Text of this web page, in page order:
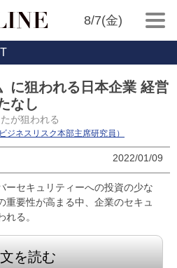
8/7(金)
に狙われる日本企業 経営
なし
が狙われる
ジネスリスク本部主席研究員）
2022/01/09
ーセキュリティーへの投資の少な
重要性が高まる中、企業のセキュ
れる。
を読む